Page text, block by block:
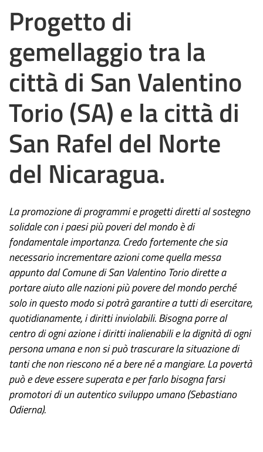
Progetto di
gemellaggio tra la
città di San Valentino
Torio (SA) e la città di
San Rafel del Norte
del Nicaragua.
La promozione di programmi e progetti diretti al sostegno
solidale con i paesi più poveri del mondo è di
fondamentale importanza. Credo fortemente che sia
necessario incrementare azioni come quella messa
appunto dal Comune di San Valentino Torio dirette a
portare aiuto alle nazioni più povere del mondo perché
solo in questo modo si potrà garantire a tutti di esercitare,
quotidianamente, i diritti inviolabili. Bisogna porre al
centro di ogni azione i diritti inalienabili e la dignità di ogni
persona umana e non si può trascurare la situazione di
tanti che non riescono né a bere né a mangiare. La povertà
può e deve essere superata e per farlo bisogna farsi
promotori di un autentico sviluppo umano (Sebastiano
Odierna).